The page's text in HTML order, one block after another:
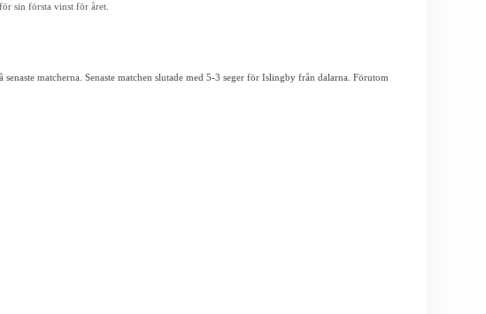
sin första vinst för året.
matcherna. Senaste matchen slutade med 5-3 seger för Islingby från dalarna. Förutom